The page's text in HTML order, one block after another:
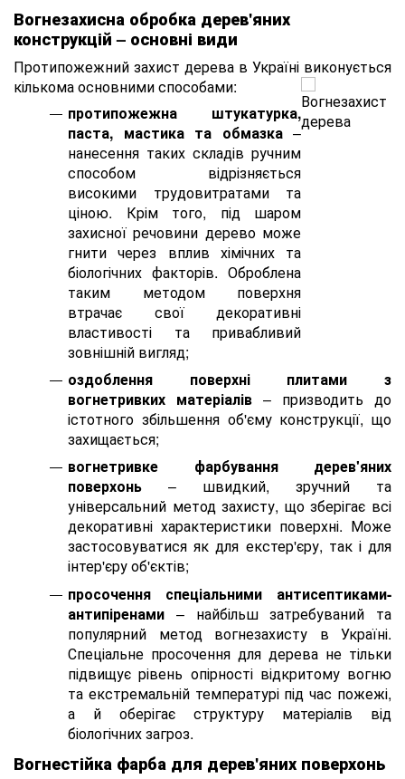
Вогнезахисна обробка дерев'яних
конструкцій – основні види
Протипожежний захист дерева в Україні виконується
кількома основними способами:
протипожежна штукатурка,
паста, мастика та обмазка–
нанесення таких складів ручним
способом відрізняється
високими трудовитратами та
ціною. Крім того, під шаром
захисної речовини дерево може
гнити через вплив хімічних та
біологічних факторів. Оброблена
таким методом поверхня
втрачає свої декоративні
властивості та привабливий
зовнішній вигляд;
оздоблення поверхні плитами з
вогнетривких матеріалів – призводить до
істотного збільшення об'єму конструкції, що
захищається;
вогнетривке фарбування дерев'яних
поверхонь – швидкий, зручний та
універсальний метод захисту, що зберігає всі
декоративні характеристики поверхні. Може
застосовуватися як для екстер'єру, так і для
інтер'єру об'єктів;
просочення спеціальними антисептиками-
антипіренами – найбільш затребуваний та
популярний метод вогнезахисту в Україні.
Спеціальне просочення для дерева не тільки
підвищує рівень опірності відкритому вогню
та екстремальній температурі під час пожежі,
а й оберігає структуру матеріалів від
біологічних загроз.
Вогнестійка фарба для дерев'яних поверхонь